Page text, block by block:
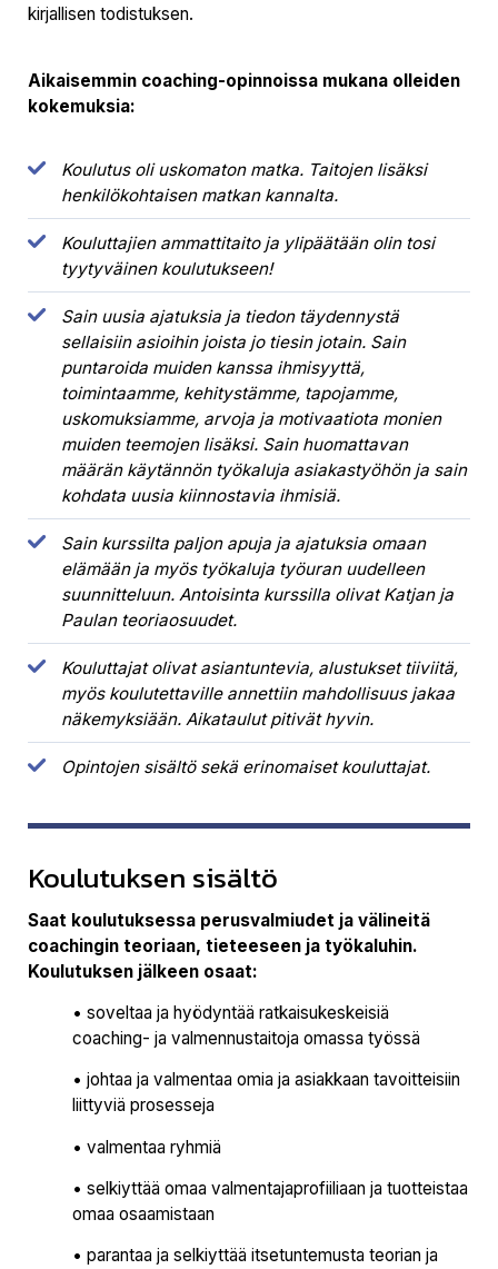
kirjallisen todistuksen.
Aikaisemmin coaching-opinnoissa mukana olleiden
kokemuksia:
Koulutus oli uskomaton matka. Taitojen lisäksi
henkilökohtaisen matkan kannalta.
Kouluttajien ammattitaito ja ylipäätään olin tosi
tyytyväinen koulutukseen!
Sain uusia ajatuksia ja tiedon täydennystä
sellaisiin asioihin joista jo tiesin jotain. Sain
puntaroida muiden kanssa ihmisyyttä,
toimintaamme, kehitystämme, tapojamme,
uskomuksiamme, arvoja ja motivaatiota monien
muiden teemojen lisäksi. Sain huomattavan
määrän käytännön työkaluja asiakastyöhön ja sain
kohdata uusia kiinnostavia ihmisiä.
Sain kurssilta paljon apuja ja ajatuksia omaan
elämään ja myös työkaluja työuran uudelleen
suunnitteluun. Antoisinta kurssilla olivat Katjan ja
Paulan teoriaosuudet.
Kouluttajat olivat asiantuntevia, alustukset tiiviitä,
myös koulutettaville annettiin mahdollisuus jakaa
näkemyksiään. Aikataulut pitivät hyvin.
Opintojen sisältö sekä erinomaiset kouluttajat.
Koulutuksen sisältö
Saat koulutuksessa perusvalmiudet ja välineitä
coachingin teoriaan, tieteeseen ja työkaluhin.
Koulutuksen jälkeen osaat:
• soveltaa ja hyödyntää ratkaisukeskeisiä
coaching- ja valmennustaitoja omassa työssä
• johtaa ja valmentaa omia ja asiakkaan tavoitteisiin
liittyviä prosesseja
• valmentaa ryhmiä
• selkiyttää omaa valmentajaprofiiliaan ja tuotteistaa
omaa osaamistaan
• parantaa ja selkiyttää itsetuntemusta teorian ja